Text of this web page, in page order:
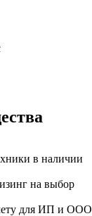
в наличии
на выбор
для ИП и ООО